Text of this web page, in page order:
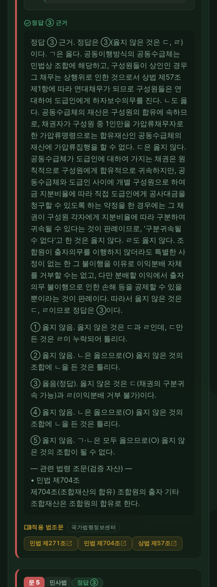
check_circle정답 ③ 근거
정답 ③ 근거. 정답은 ③(옳지 않은 것은 ㄷ, ㄹ)
이다. ㄱ은 옳다. 공동이행방식의 공동수급체는
민법상 조합에 해당하고, 구성원들이 상인인 경우
그 채무는 상행위로 인한 것으로서 상법 제57조
제1항에 따라 연대채무가 되므로 구성원들은 연
대하여 도급인에게 하자보수의무를 진다. ㄴ도 옳
다. 공동수급체의 재산은 구성원의 합유에 속하므
로, 채권자가 구성원 중 1인만을 가압류채무자로
한 가압류명령으로는 합유재산인 공동수급체의
재산에 가압류집행을 할 수 없다. ㄷ은 옳지 않다.
공동수급체가 도급인에 대하여 가지는 채권은 원
칙적으로 구성원에게 합유적으로 귀속하지만, 공
동수급체와 도급인 사이에 개별 구성원으로 하여
금 지분비율에 따라 직접 도급인에게 공사대금을
청구할 수 있도록 하는 약정을 한 경우에는 그 채
권이 구성원 각자에게 지분비율에 따라 구분하여
귀속될 수 있다는 것이 판례이므로, '구분귀속될
수 없다'고 한 것은 옳지 않다. ㄹ도 옳지 않다. 조
합원이 출자의무를 이행하지 않더라도 특별한 사
정이 없는 한 그 불이행을 이유로 이익분배 자체
를 거부할 수는 없고, 다만 분배할 이익에서 출자
의무 불이행으로 인한 손해 등을 공제할 수 있을
뿐이라는 것이 판례이다. 따라서 옳지 않은 것은
ㄷ, ㄹ이므로 정답은 ③이다.
① 옳지 않음. 옳지 않은 것은 ㄷ과 ㄹ인데, ㄷ만
든 것은 ㄹ이 누락되어 틀리다.
② 옳지 않음. ㄴ은 옳으므로(○) 옳지 않은 것의
조합에 ㄴ을 든 것은 틀리다.
③ 옳음(정답). 옳지 않은 것은 ㄷ(채권의 구분귀
속 가능)과 ㄹ(이익분배 거부 불가)이다.
④ 옳지 않음. ㄴ은 옳으므로(○) 옳지 않은 것의
조합에 ㄴ을 든 것은 틀리다.
⑤ 옳지 않음. ㄱ·ㄴ은 모두 옳으므로(○) 옳지 않
은 것의 조합이 될 수 없다.
― 관련 법령 조문(검증 자산) ―
• 민법 제704조
제704조(조합재산의 합유) 조합원의 출자 기타
조합재산은 조합원의 합유로 한다.
menu_book적용 법조문 국가법령정보센터
민법 제271조 open_in_new 민법 제704조 open_in_new 상법 제57조 open_in_new
문 5 민사법 정답 ③